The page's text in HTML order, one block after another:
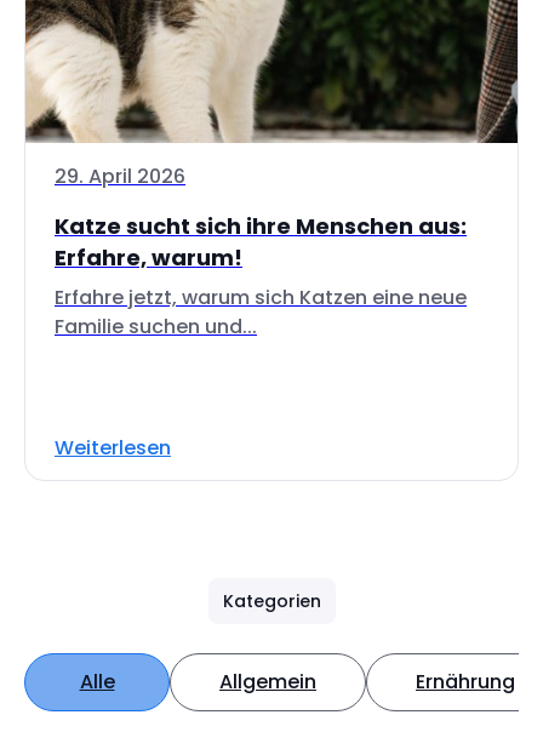
29. April 2026
Katze sucht sich ihre Menschen aus:
Erfahre, warum!
Erfahre jetzt, warum sich Katzen eine neue
Familie suchen und...
Weiterlesen
Kategorien
Alle Allgemein Ernährung